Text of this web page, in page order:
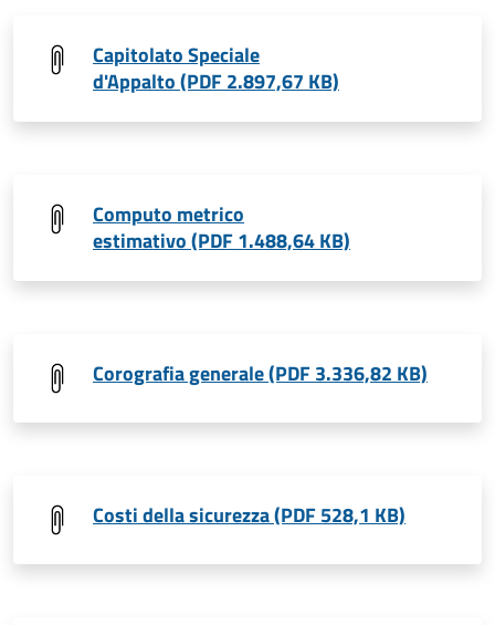
Capitolato Speciale
d'Appalto (PDF 2.897,67 KB)
Computo metrico
estimativo (PDF 1.488,64 KB)
Corografia generale (PDF 3.336,82 KB)
Costi della sicurezza (PDF 528,1 KB)